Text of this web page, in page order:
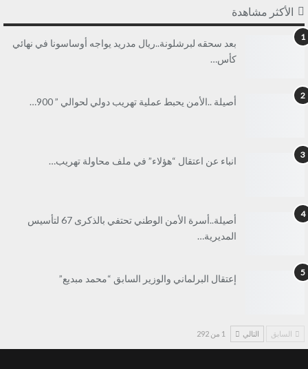
الأكثر مشاهدة
1
بعد سحقه لبرشلونة..ريال مدريد يواجه أوساسونا في نهائي
كأس…
2
أصيلة ..الأمن يحبط عملية تهريب دولي لحوالي ” 900…
3
انباء عن اعتقال “هؤلاء” في ملف محاولة تهريب…
4
أصيلة..أسرة الأمن الوطني تحتفي بالذكرى 67 لتأسيس
المديرية…
5
إعتقال البرلماني والوزير السابق “محمد مبديع”
السابق التالي 1 من 292